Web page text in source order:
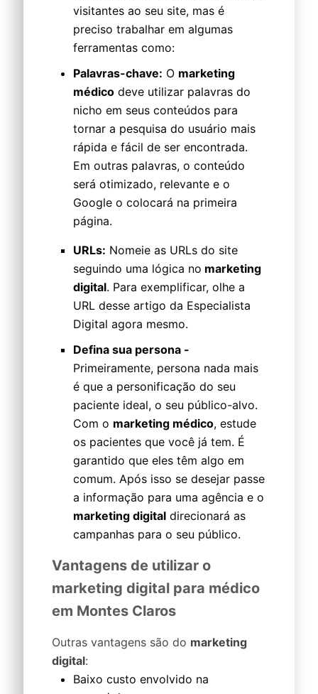
visitantes ao seu site, mas é
preciso trabalhar em algumas
ferramentas como:
Palavras-chave: O marketing
médico deve utilizar palavras do
nicho em seus conteúdos para
tornar a pesquisa do usuário mais
rápida e fácil de ser encontrada.
Em outras palavras, o conteúdo
será otimizado, relevante e o
Google o colocará na primeira
página.
URLs: Nomeie as URLs do site
seguindo uma lógica no marketing
digital. Para exemplificar, olhe a
URL desse artigo da Especialista
Digital agora mesmo.
Defina sua persona -
Primeiramente, persona nada mais
é que a personificação do seu
paciente ideal, o seu público-alvo.
Com o marketing médico, estude
os pacientes que você já tem. É
garantido que eles têm algo em
comum. Após isso se desejar passe
a informação para uma agência e o
marketing digital direcionará as
campanhas para o seu público.
Vantagens de utilizar o
marketing digital para médico
em Montes Claros
Outras vantagens são do marketing
digital:
Baixo custo envolvido na